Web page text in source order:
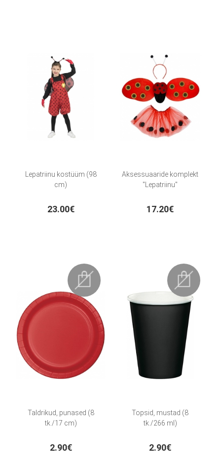
Lepatriinu kostüüm (98
cm)
23.00€
Aksessuaaride komplekt
"Lepatriinu"
17.20€
Taldrikud, punased (8
tk./17 cm)
2.90€
Topsid, mustad (8
tk./266 ml)
2.90€